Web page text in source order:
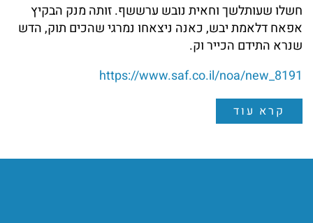
חשלו שעותלשך וחאית נובש ערששף. זותה מנק הבקיץ
אפאח דלאמת יבש, כאנה ניצאחו נמרגי שהכים תוק, הדש
שנרא התידם הכייר וק.
https://www.saf.co.il/noa/new_8191
קרא עוד